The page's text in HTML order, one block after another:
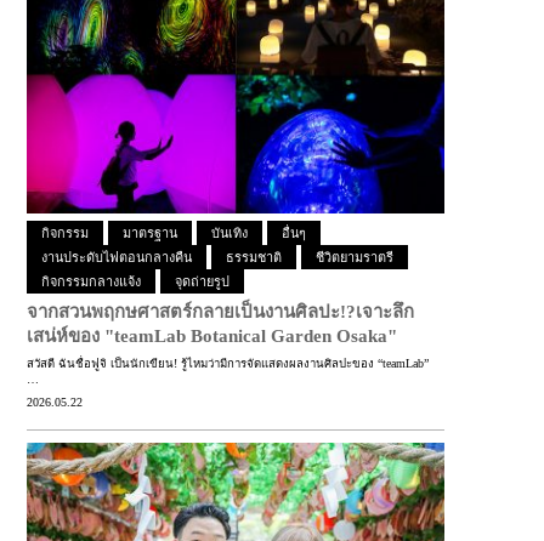
กิจกรรม มาตรฐาน บันเทิง
อื่นๆ
งานประดับไฟตอนกลางคืน
ธรรมชาติ
ชีวิตยามราตรี
กิจกรรมกลางแจ้ง
จุดถ่ายรูป
จากสวนพฤกษศาสตร์กลายเป็นงานศิลปะ!?เจาะลึก
เสน่ห์ของ "teamLab Botanical Garden Osaka"
สวัสดี ฉันชื่อฟูจิ เป็นนักเขียน! รู้ไหมว่ามีการจัดแสดงผลงานศิลปะของ “teamLab”
2026.05.22